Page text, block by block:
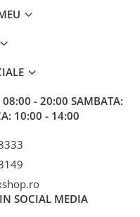
- 20:00 SAMBATA:
10:00 - 14:00
SOCIAL MEDIA